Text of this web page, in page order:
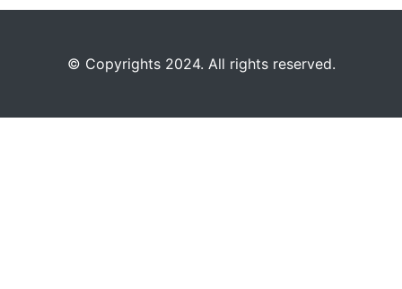
©️ Copyrights 2024. All rights reserved.